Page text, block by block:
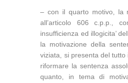
– con il quarto motivo, la
all’articolo 606 c.p.p.,
insufficienza ed illogicita’
la motivazione della
viziata, si presenta del
riformare la sentenza
quanto, in tema di